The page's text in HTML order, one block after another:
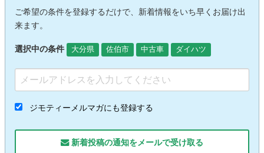
ご希望の条件を登録するだけで、新着情報をいち早くお届け出
来ます。
選択中の条件 大分県 佐伯市 中古車 ダイハツ
ジモティーメルマガにも登録する
新着投稿の通知をメールで受け取る